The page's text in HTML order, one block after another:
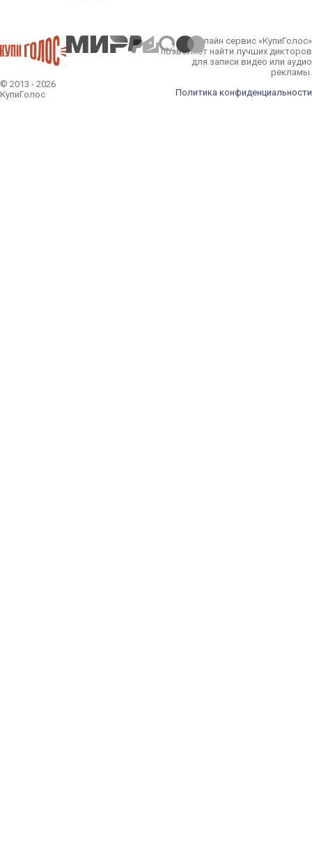
© 2013 - 2026
КупиГолос
Онлайн сервис «КупиГолос»
позволяет найти лучших дикторов
для записи видео или аудио
рекламы.
Политика конфиденциальности